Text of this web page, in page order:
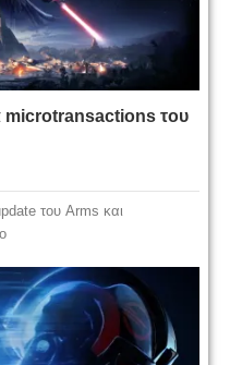
του
του Arms και